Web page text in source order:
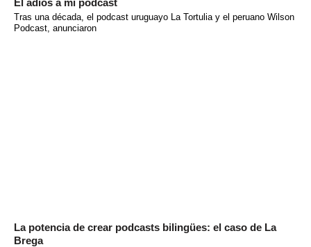
Tras una década, el podcast uruguayo La Tortulia y el peruano Wilson
Podcast, anunciaron
La potencia de crear podcasts bilingües: el caso de La
Brega